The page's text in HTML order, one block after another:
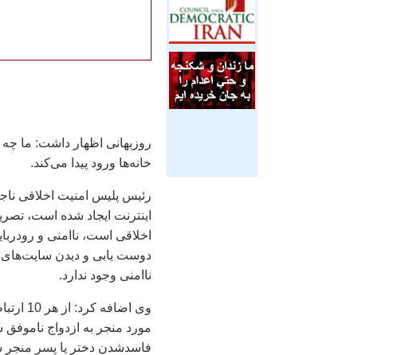
روزبهانی اظهار داشت: ما
خانه‌ها ورود پیدا می‌کند.
رئیس پلیس امنیت اخلاقی
اینترنت ایجاد شده است،
اخلاقی است، ناامنی و
دوست یابی و دیدن سایت‌های
ناامنی وجود ندارد.
فاسدشدن دختر یا پسر